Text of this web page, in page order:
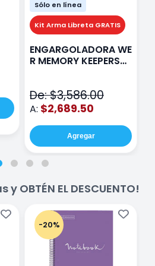
Sólo en línea
Kit Arma Libreta GRATIS
ENGARGOLADORA WE
R MEMORY KEEPERS
De: $3,586.00
A: $2,689.50
Agregar
OBTÉN EL DESCUENTO!
-20%